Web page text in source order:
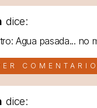
dice:
Agua pasada... no
COMENTARIO
dice: